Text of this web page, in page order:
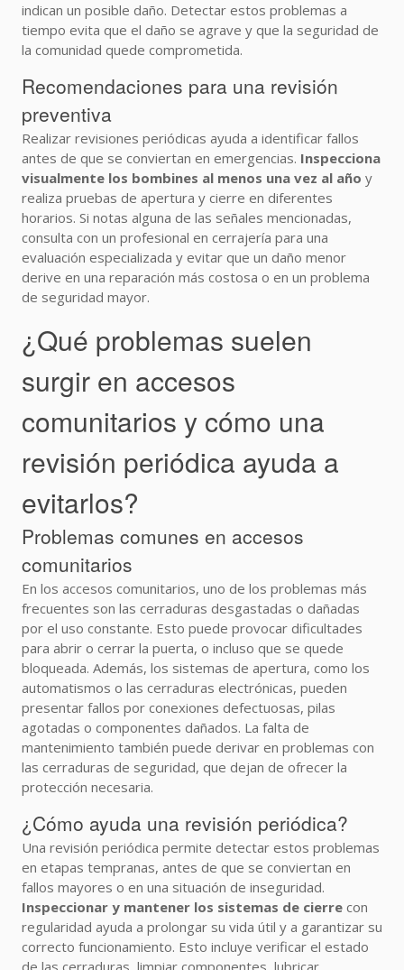
indican un posible daño. Detectar estos problemas a
tiempo evita que el daño se agrave y que la seguridad de
la comunidad quede comprometida.
Recomendaciones para una revisión
preventiva
Realizar revisiones periódicas ayuda a identificar fallos
antes de que se conviertan en emergencias. Inspecciona
visualmente los bombines al menos una vez al año y
realiza pruebas de apertura y cierre en diferentes
horarios. Si notas alguna de las señales mencionadas,
consulta con un profesional en cerrajería para una
evaluación especializada y evitar que un daño menor
derive en una reparación más costosa o en un problema
de seguridad mayor.
¿Qué problemas suelen
surgir en accesos
comunitarios y cómo una
revisión periódica ayuda a
evitarlos?
Problemas comunes en accesos
comunitarios
En los accesos comunitarios, uno de los problemas más
frecuentes son las cerraduras desgastadas o dañadas
por el uso constante. Esto puede provocar dificultades
para abrir o cerrar la puerta, o incluso que se quede
bloqueada. Además, los sistemas de apertura, como los
automatismos o las cerraduras electrónicas, pueden
presentar fallos por conexiones defectuosas, pilas
agotadas o componentes dañados. La falta de
mantenimiento también puede derivar en problemas con
las cerraduras de seguridad, que dejan de ofrecer la
protección necesaria.
¿Cómo ayuda una revisión periódica?
Una revisión periódica permite detectar estos problemas
en etapas tempranas, antes de que se conviertan en
fallos mayores o en una situación de inseguridad.
Inspeccionar y mantener los sistemas de cierre con
regularidad ayuda a prolongar su vida útil y a garantizar su
correcto funcionamiento. Esto incluye verificar el estado
de las cerraduras, limpiar componentes, lubricar